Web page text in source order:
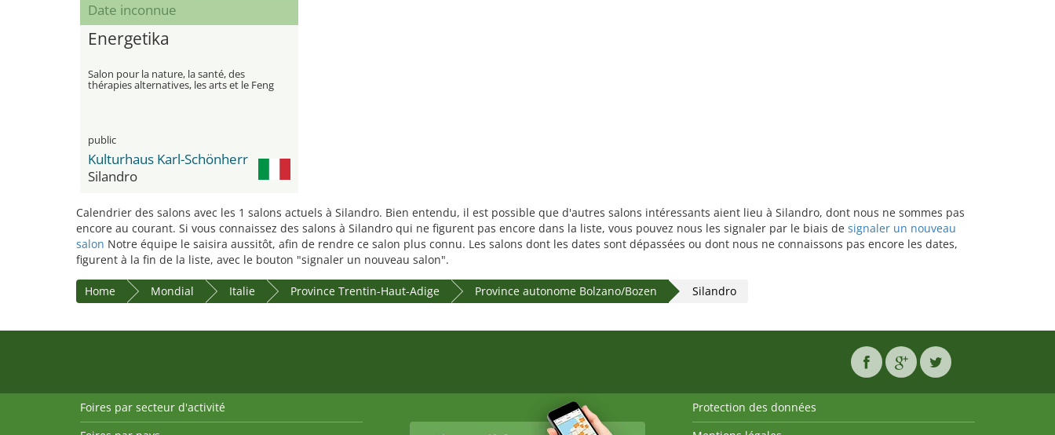
Date inconnue
Energetika
Salon pour la nature, la santé, des
thérapies alternatives, les arts et le Feng
public
Kulturhaus Karl-Schönherr
Silandro
Calendrier des salons avec les 1 salons actuels à Silandro. Bien entendu, il est possible que d'autres salons intéressants aient lieu à Silandro, dont nous ne sommes pas
encore au courant. Si vous connaissez des salons à Silandro qui ne figurent pas encore dans la liste, vous pouvez nous les signaler par le biais de signaler un nouveau
salon Notre équipe le saisira aussitôt, afin de rendre ce salon plus connu. Les salons dont les dates sont dépassées ou dont nous ne connaissons pas encore les dates,
figurent à la fin de la liste, avec le bouton "signaler un nouveau salon".
Home Mondial Italie Province Trentin-Haut-Adige Province autonome Bolzano/Bozen Silandro
Foires par secteur d'activité
Protection des données